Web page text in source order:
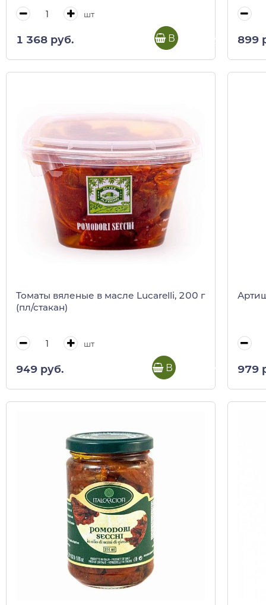
шт
1 368 руб. В корзину 899
Томаты вяленые в масле Lucarelli, 200 г
(пл/стакан)
шт
949 руб. В корзину 979